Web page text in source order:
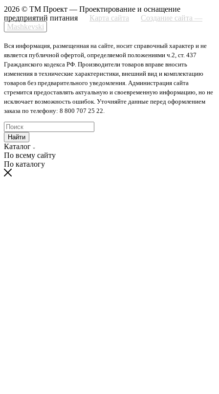
2026 © ТМ Проект — Проектирование и оснащение
предприятий питания
Карта сайта
Создание сайта —
Mashkevski
Вся информация, размещенная на сайте, носит справочный характер и не
является публичной офертой, определяемой положениями ч.2, ст. 437
Гражданского кодекса РФ. Производители товаров вправе вносить
изменения в технические характеристики, внешний вид и комплектацию
товаров без предварительного уведомления. Администрация сайта
стремится предоставлять актуальную и своевременную информацию, но не
исключает возможность ошибок. Уточняйте данные перед оформлением
заказа по телефону: 8 800 707 25 22.
Найти
Каталог
По всему сайту
По каталогу